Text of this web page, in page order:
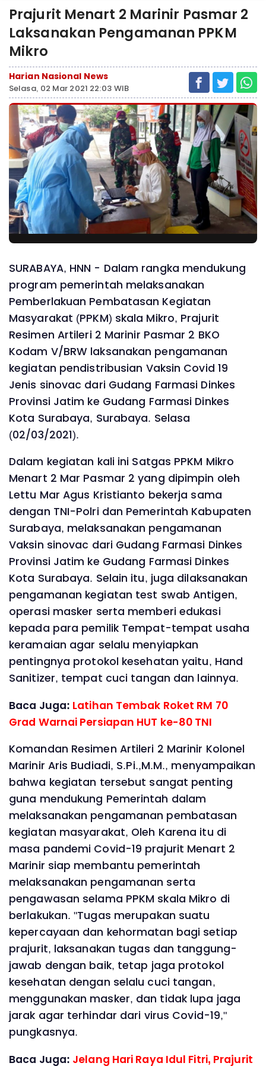
Prajurit Menart 2 Marinir Pasmar 2
Laksanakan Pengamanan PPKM
Mikro
Harian Nasional News
Selasa, 02 Mar 2021 22:03 WIB
SURABAYA, HNN - Dalam rangka mendukung
program pemerintah melaksanakan
Pemberlakuan Pembatasan Kegiatan
Masyarakat (PPKM) skala Mikro, Prajurit
Resimen Artileri 2 Marinir Pasmar 2 BKO
Kodam V/BRW laksanakan pengamanan
kegiatan pendistribusian Vaksin Covid 19
Jenis sinovac dari Gudang Farmasi Dinkes
Provinsi Jatim ke Gudang Farmasi Dinkes
Kota Surabaya, Surabaya. Selasa
(02/03/2021).
Dalam kegiatan kali ini Satgas PPKM Mikro
Menart 2 Mar Pasmar 2 yang dipimpin oleh
Lettu Mar Agus Kristianto bekerja sama
dengan TNI-Polri dan Pemerintah Kabupaten
Surabaya, melaksanakan pengamanan
Vaksin sinovac dari Gudang Farmasi Dinkes
Provinsi Jatim ke Gudang Farmasi Dinkes
Kota Surabaya. Selain itu, juga dilaksanakan
pengamanan kegiatan test swab Antigen,
operasi masker serta memberi edukasi
kepada para pemilik Tempat-tempat usaha
keramaian agar selalu menyiapkan
pentingnya protokol kesehatan yaitu, Hand
Sanitizer, tempat cuci tangan dan lainnya.
Baca Juga: Latihan Tembak Roket RM 70
Grad Warnai Persiapan HUT ke-80 TNI
Komandan Resimen Artileri 2 Marinir Kolonel
Marinir Aris Budiadi, S.Pi.,M.M., menyampaikan
bahwa kegiatan tersebut sangat penting
guna mendukung Pemerintah dalam
melaksanakan pengamanan pembatasan
kegiatan masyarakat, Oleh Karena itu di
masa pandemi Covid-19 prajurit Menart 2
Marinir siap membantu pemerintah
melaksanakan pengamanan serta
pengawasan selama PPKM skala Mikro di
berlakukan. "Tugas merupakan suatu
kepercayaan dan kehormatan bagi setiap
prajurit, laksanakan tugas dan tanggung-
jawab dengan baik, tetap jaga protokol
kesehatan dengan selalu cuci tangan,
menggunakan masker, dan tidak lupa jaga
jarak agar terhindar dari virus Covid-19,"
pungkasnya.
Baca Juga: Jelang Hari Raya Idul Fitri, Prajurit